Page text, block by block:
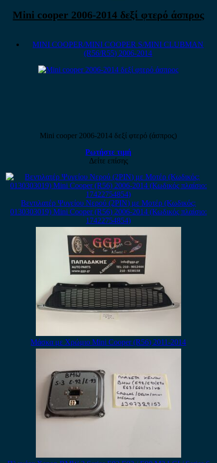
Mini cooper 2006-2014 δεξί φτερό άσπρος
MINI COOPER/MINI COOPER S/MINI CLUBMAN
(R56/R55) 2006-2014
Mini cooper 2006-2014 δεξί φτερό (άσπρος)
Ρωτήστε τιμή
Δείτε επίσης
Βεντιλατέρ Ψυγείου Νερού (2PIN) με Μοτέρ (Κωδικός:
0130303019) Mini Cooper (R56) 2006-2014 (Κωδικός πλαίσιο:
17422754854)
Μάσκα με Χρώμιο Mini Cooper (R56) 2011-2014